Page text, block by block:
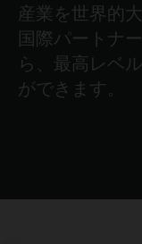
産業を世界的
国際パートナ
ら、最高レベ
ができます。